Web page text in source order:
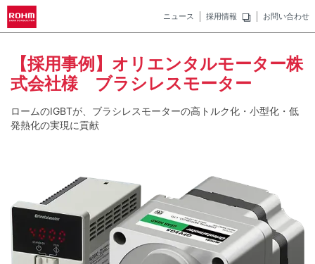
ニュース 採用情報 お問い合わせ
【採用事例】オリエンタルモーター株
式会社様 ブラシレスモーター
ロームのIGBTが、ブラシレスモーターの高トルク化・小型化・低
発熱化の実現に貢献